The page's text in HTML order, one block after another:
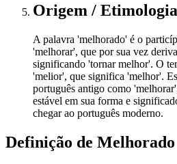
Origem / Etimologia
A palavra 'melhorado' é o
'melhorar', que por sua vez
significando 'tornar melhor'. O
'melior', que significa 'melhor'.
português antigo como
estável em sua forma e
chegar ao português moderno.
Definição de Melhorado